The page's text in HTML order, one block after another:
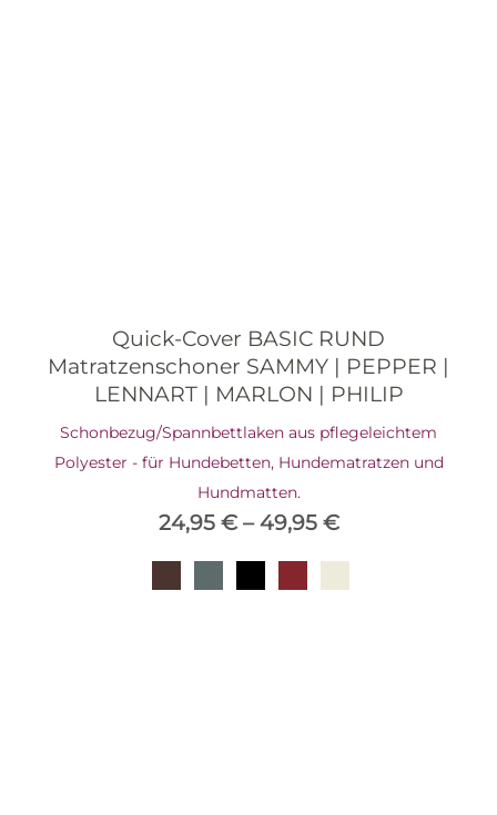
Quick-Cover BASIC RUND
Matratzenschoner SAMMY | PEPPER |
LENNART | MARLON | PHILIP
Schonbezug/Spannbettlaken aus pflegeleichtem
Polyester - für Hundebetten, Hundematratzen und
Hundmatten.
24,95 €–49,95 €